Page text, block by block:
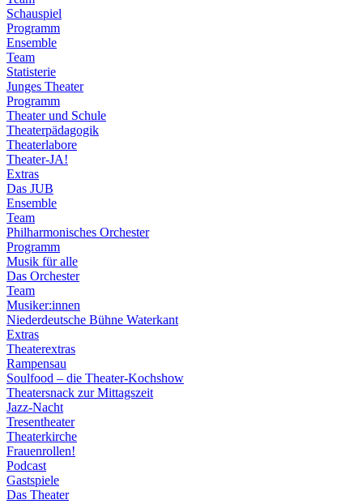
Schauspiel
Programm
Ensemble
Team
Statisterie
Junges Theater
Programm
Theater und Schule
Theaterpädagogik
Theaterlabore
Theater-JA!
Extras
Das JUB
Ensemble
Team
Philharmonisches Orchester
Programm
Musik für alle
Das Orchester
Team
Musiker:innen
Niederdeutsche Bühne Waterkant
Extras
Theaterextras
Rampensau
Soulfood – die Theater-Kochshow
Theatersnack zur Mittagszeit
Jazz-Nacht
Tresentheater
Theaterkirche
Frauenrollen!
Podcast
Gastspiele
Das Theater